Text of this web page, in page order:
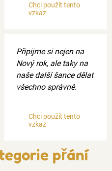
Chci použít tento
vzkaz
Připijme si nejen na
Nový rok, ale taky na
naše další šance dělat
všechno správně.
Chci použít tento
vzkaz
přání